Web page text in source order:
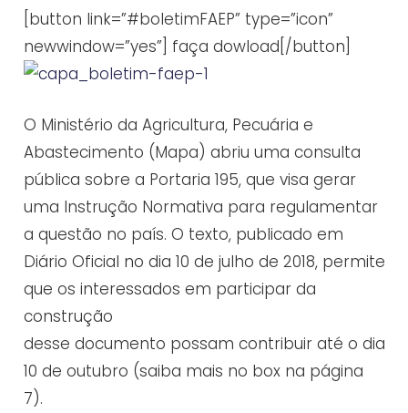
[button link=”#boletimFAEP” type=”icon”
newwindow=”yes”] faça dowload[/button]
O Ministério da Agricultura, Pecuária e
Abastecimento (Mapa) abriu uma consulta
pública sobre a Portaria 195, que visa gerar
uma Instrução Normativa para regulamentar
a questão no país. O texto, publicado em
Diário Oficial no dia 10 de julho de 2018, permite
que os interessados em participar da
construção
desse documento possam contribuir até o dia
10 de outubro (saiba mais no box na página
7).